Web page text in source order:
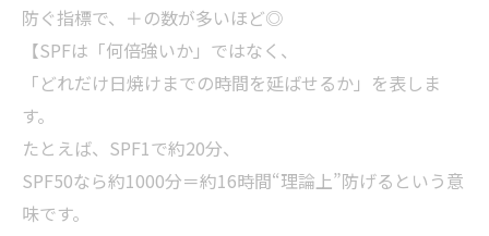
防ぐ指標で、＋の数が多いほど◎
【SPFは「何倍強いか」ではなく、
「どれだけ日焼けまでの時間を延ばせるか」を表しま
す。
たとえば、SPF1で約20分、
SPF50なら約1000分＝約16時間“理論上”防げるという意
味です。